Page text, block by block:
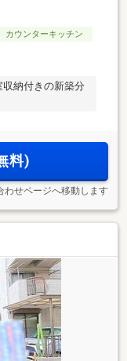
カウンターキッチン
納付きの新築分
料)
わせページへ移動します